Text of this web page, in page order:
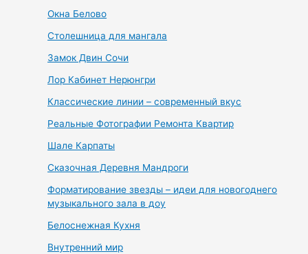
Окна Белово
Столешница для мангала
Замок Двин Сочи
Лор Кабинет Нерюнгри
Классические линии – современный вкус
Реальные Фотографии Ремонта Квартир
Шале Карпаты
Сказочная Деревня Мандроги
Форматирование звезды – идеи для новогоднего
музыкального зала в доу
Белоснежная Кухня
Внутренний мир